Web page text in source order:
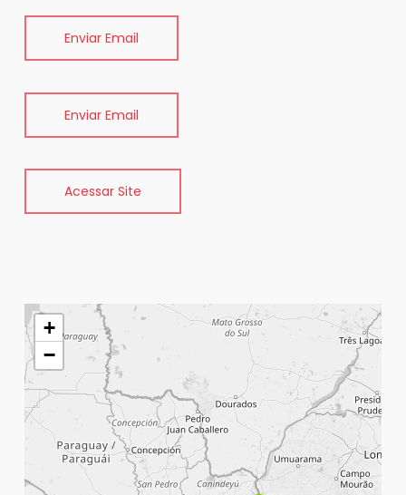
Enviar Email
Enviar Email
Acessar Site
+
−